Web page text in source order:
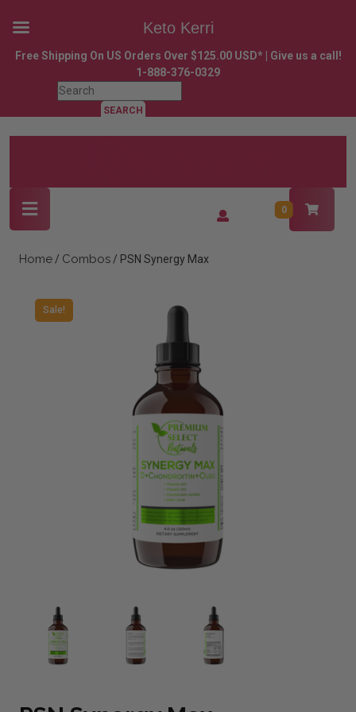
Skip
Free Shipping On US Orders Over $125.00 USD* | Give us a call!
1-888-376-0329
Search
for:
/
0
Home / Combos / PSN Synergy Max
Sale!
Keto Kerri